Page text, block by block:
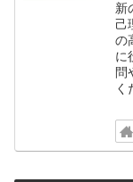
新
己
の
に
問
く